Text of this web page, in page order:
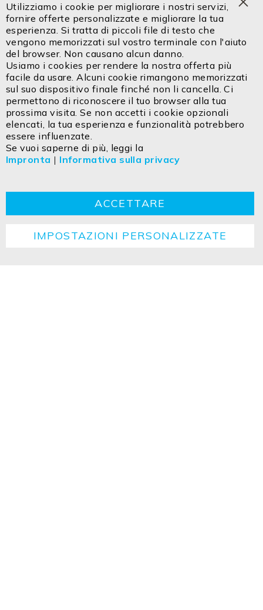
Headquarter:
Tel.: + 43 5372 219 999 (AT)
Tel.: + 49 81048 990 200 (DE)
Email:office@isoled.at
Servizio in italiano!
Tel. +39 0471 14302 00
Cel. +39 334 9113 336
Email:info@isoled.shop
www.isoled.shop
IT - 39100 Bolzano
ContattoImpresaDichiarazione sulla privacy
Utilizziamo i cookie per migliorare i nostri servizi,
fornire offerte personalizzate e migliorare la tua
esperienza. Si tratta di piccoli file di testo che
vengono memorizzati sul vostro terminale con l'aiuto
del browser. Non causano alcun danno.
Usiamo i cookies per rendere la nostra offerta più
facile da usare. Alcuni cookie rimangono memorizzati
sul suo dispositivo finale finché non li cancella. Ci
permettono di riconoscere il tuo browser alla tua
prossima visita. Se non accetti i cookie opzionali
elencati, la tua esperienza e funzionalità potrebbero
essere influenzate.
Se vuoi saperne di più, leggi la
Impronta | Informativa sulla privacy
ACCETTARE
IMPOSTAZIONI PERSONALIZZATE